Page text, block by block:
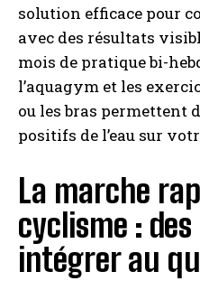
solution efficace pour
avec des résultats
mois de pratique bi-
l’aquagym et les
ou les bras permettent
positifs de l’eau sur
La marche
cyclisme :
intégrer au